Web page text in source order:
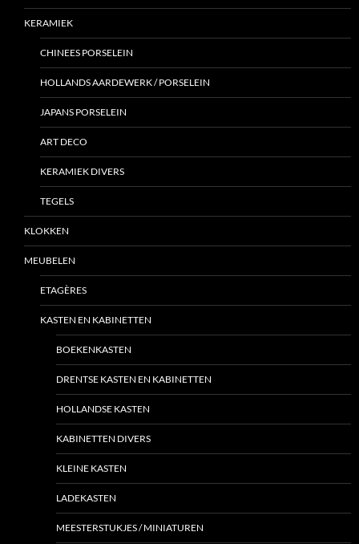
KERAMIEK
CHINEES PORSELEIN
HOLLANDS AARDEWERK / PORSELEIN
JAPANS PORSELEIN
ART DECO
KERAMIEK DIVERS
TEGELS
KLOKKEN
MEUBELEN
ETAGÈRES
KASTEN EN KABINETTEN
BOEKENKASTEN
DRENTSE KASTEN EN KABINETTEN
HOLLANDSE KASTEN
KABINETTEN DIVERS
KLEINE KASTEN
LADEKASTEN
MEESTERSTUKJES / MINIATUREN